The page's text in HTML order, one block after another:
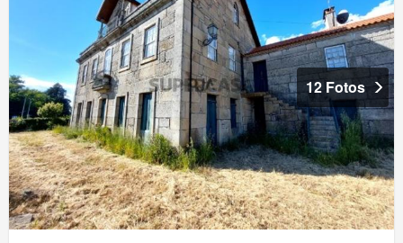
12 Fotos